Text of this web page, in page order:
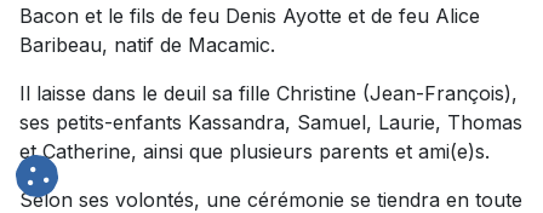
Bacon et le fils de feu Denis Ayotte et de feu Alice
Baribeau, natif de Macamic.
Il laisse dans le deuil sa fille Christine (Jean-François),
ses petits-enfants Kassandra, Samuel, Laurie, Thomas
et Catherine, ainsi que plusieurs parents et ami(e)s.
Selon ses volontés, une cérémonie se tiendra en toute